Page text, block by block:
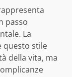
passo
La
questo stile
della vita, ma